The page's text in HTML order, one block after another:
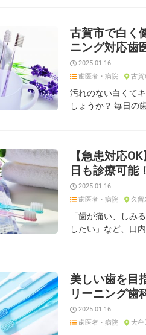
古賀市で白く
ニング対応歯
2025.01.16
歯医者・病院
古賀
汚れのない白くて
しょうか？ 毎日の
【急患対応
日も診療可能！
2025.01.16
歯医者・病院
久留
「歯が痛い、しみ
したい」など、口
美しい歯を目
リーニング歯
2025.01.16
歯医者・病院
大牟